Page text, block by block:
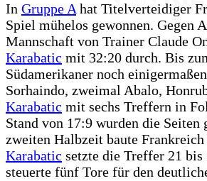
In Gruppe A hat Titelverteidiger
Spiel mühelos gewonnen. Gegen
Mannschaft von Trainer Claude
Karabatic mit 32:20 durch. Bis
Südamerikaner noch
Sorhaindo, zweimal Abalo,
Karabatic mit sechs Treffern in
Stand von 17:9 wurden die Seiten
zweiten Halbzeit baute
Karabatic setzte die Treffer 21 bis
steuerte fünf Tore für den